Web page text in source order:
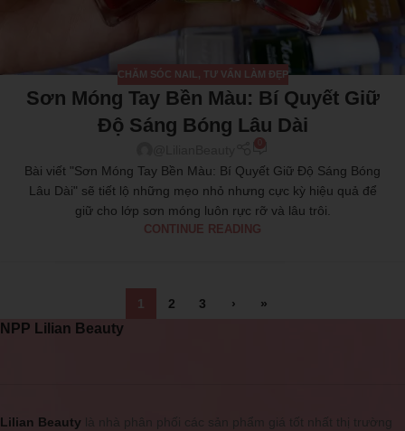
CHĂM SÓC NAIL , TƯ VẤN LÀM ĐẸP
Sơn Móng Tay Bền Màu: Bí Quyết Giữ
Độ Sáng Bóng Lâu Dài
Bài viết "Sơn Móng Tay Bền Màu: Bí Quyết Giữ Độ Sáng Bóng
Lâu Dài" sẽ tiết lộ những mẹo nhỏ nhưng cực kỳ hiệu quả để
giữ cho lớp sơn móng luôn rực rỡ và lâu trôi.
CONTINUE READING
1 2 3 › »
NPP Lilian Beauty
Lilian Beauty là nhà phân phối các sản phẩm giá tốt nhất thị trường